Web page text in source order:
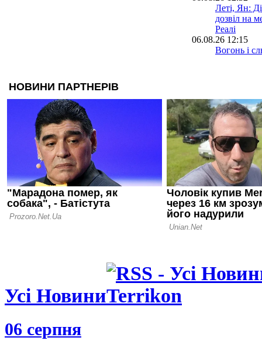
Леті, Ян:
дозвіл на
Реалі
06.08.26 12:15
Вогонь і
06.08.26 11:12
Автор
Усі Новини
06 серпня